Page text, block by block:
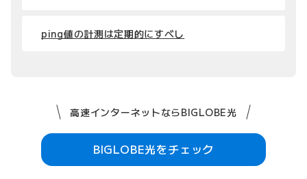
ping値の計測は定期的にすべし
高速インターネットならBIGLOBE光
BIGLOBE光をチェック